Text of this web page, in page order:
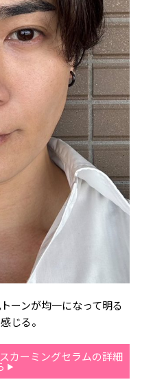
ーンが均一になって明る
じる。
カーミングセラムの詳細